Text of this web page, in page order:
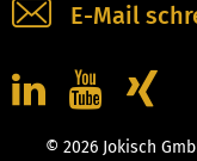
E-Mail
© 2026 Jokisch